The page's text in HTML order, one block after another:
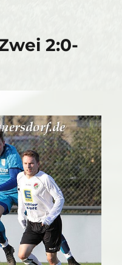
2:0-